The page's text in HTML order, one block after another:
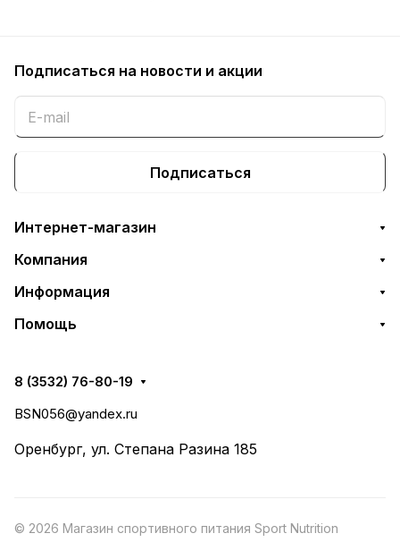
Подписаться на новости и акции
Подписаться
Интернет-магазин
Компания
Информация
Помощь
8 (3532) 76-80-19
BSN056@yandex.ru
Оренбург, ул. Степана Разина 185
© 2026 Магазин спортивного питания Sport Nutrition